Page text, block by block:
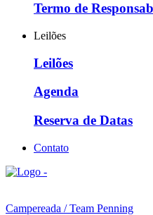
Termo de
Leilões
Leilões
Agenda
Reserva de Datas
Contato
Campereada / Team Penning